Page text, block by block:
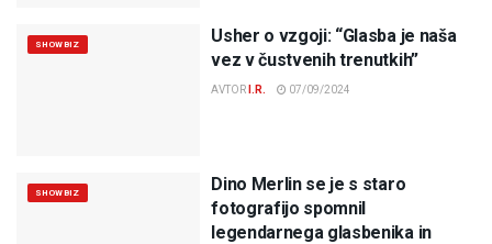
SHOWBIZ
Usher o vzgoji: “Glasba je naša
vez v čustvenih trenutkih”
AVTOR I.R. 07/09/2024
SHOWBIZ
Dino Merlin se je s staro
fotografijo spomnil
legendarnega glasbenika in